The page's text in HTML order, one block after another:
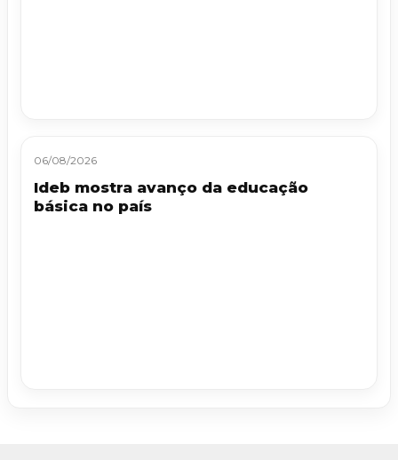
06/08/2026
Ideb mostra avanço da educação
básica no país